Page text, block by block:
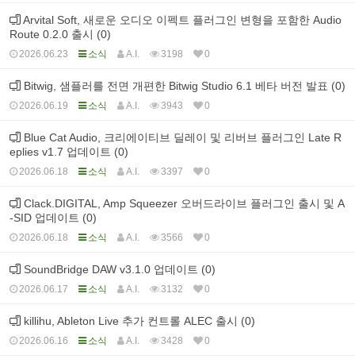
Arvital Soft, 새로운 오디오 이펙트 플러그인 변형을 포함한 Audio
Route 0.2.0 출시 (0)
2026.06.23 소식 A.I. 3198 0
Bitwig, 샘플러를 전면 개편한 Bitwig Studio 6.1 베타 버전 발표 (0)
2026.06.19 소식 A.I. 3943 0
Blue Cat Audio, 크리에이티브 딜레이 및 리버브 플러그인 Late R
eplies v1.7 업데이트 (0)
2026.06.18 소식 A.I. 3397 0
Clack.DIGITAL, Amp Squeezer 오버드라이브 플러그인 출시 및 A
-SID 업데이트 (0)
2026.06.18 소식 A.I. 3566 0
SoundBridge DAW v3.1.0 업데이트 (0)
2026.06.17 소식 A.I. 3132 0
killihu, Ableton Live 추가 컨트롤 ALEC 출시 (0)
2026.06.16 소식 A.I. 3428 0